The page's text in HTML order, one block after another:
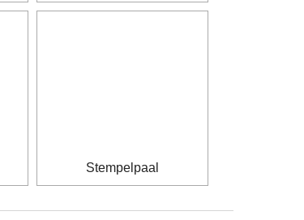
Stempelpaal